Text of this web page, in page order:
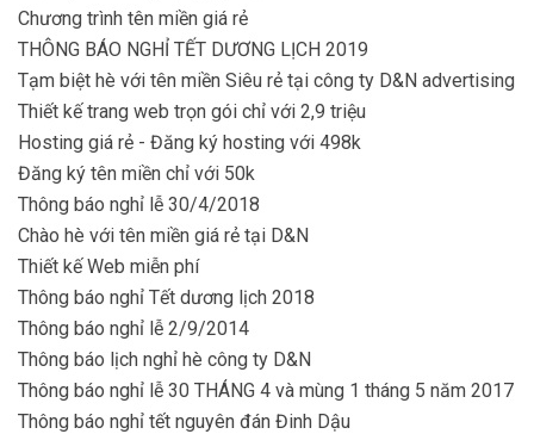
Chương trình tên miền giá rẻ
THÔNG BÁO NGHỈ TẾT DƯƠNG LỊCH 2019
Tạm biệt hè với tên miền Siêu rẻ tại công ty D&N advertising
Thiết kế trang web trọn gói chỉ với 2,9 triệu
Hosting giá rẻ - Đăng ký hosting với 498k
Đăng ký tên miền chỉ với 50k
Thông báo nghỉ lễ 30/4/2018
Chào hè với tên miền giá rẻ tại D&N
Thiết kế Web miễn phí
Thông báo nghỉ Tết dương lịch 2018
Thông báo nghỉ lễ 2/9/2014
Thông báo lịch nghỉ hè công ty D&N
Thông báo nghỉ lễ 30 THÁNG 4 và mùng 1 tháng 5 năm 2017
Thông báo nghỉ tết nguyên đán Đinh Dậu